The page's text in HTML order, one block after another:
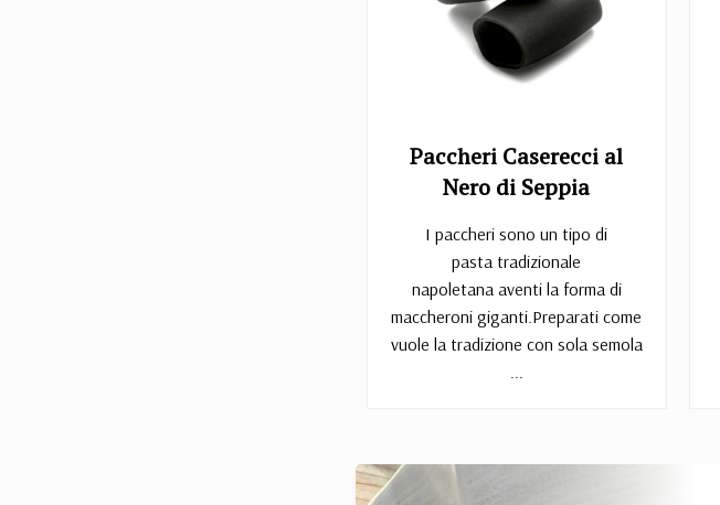
Paccheri Caserecci al
Nero di Seppia
I paccheri sono un tipo di
pasta tradizionale
napoletana aventi la forma di
maccheroni giganti.Preparati come
vuole la tradizione con sola semola
...